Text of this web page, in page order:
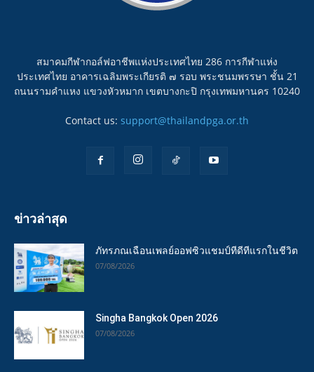
สมาคมกีฬากอล์ฟอาชีพแห่งประเทศไทย 286 การกีฬาแห่ง
ประเทศไทย อาคารเฉลิมพระเกียรติ ๗ รอบ พระชนมพรรษา ชั้น 21
ถนนรามคำแหง แขวงหัวหมาก เขตบางกะปิ กรุงเทพมหานคร 10240
Contact us: support@thailandpga.or.th
ข่าวล่าสุด
ภัทรภณเฉือนเพลย์ออฟซิวแชมป์ทีดีทีแรกในชีวิต
07/08/2026
Singha Bangkok Open 2026
07/08/2026